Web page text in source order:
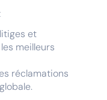
et
meilleurs
réclamations